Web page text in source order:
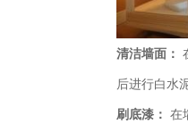
清洁墙面：
后进行白水
刷底漆： 在